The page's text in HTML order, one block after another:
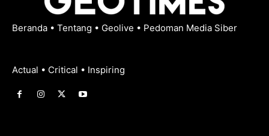
Beranda • Tentang • Geolive • Pedoman Media Siber
Actual • Critical • Inspiring